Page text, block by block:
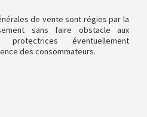
de vente sont régies par la
sans faire obstacle aux
protectrices éventuellement
des consommateurs.